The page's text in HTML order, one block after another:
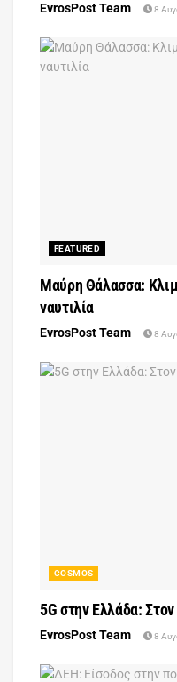
EvrosPost Team 8
FEATURED
Μαύρη Θάλασσα:
ναυτιλία
EvrosPost Team 8
COSMOS
5G στην Ελλάδα: Στον
EvrosPost Team 8